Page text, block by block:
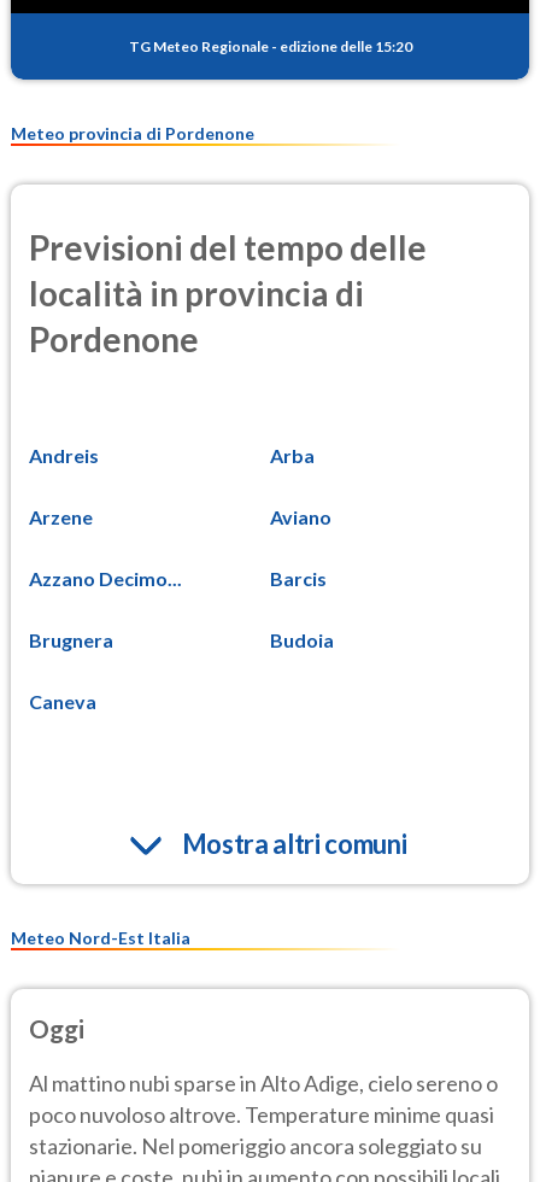
PM25
TG Meteo Regionale - edizione delle 15:20
Meteo provincia di Pordenone
Previsioni del tempo delle
località in provincia di
Pordenone
Andreis Arba
Arzene Aviano
Azzano Decimo... Barcis
Brugnera Budoia
Caneva
Mostra altri comuni
Meteo Nord-Est Italia
Oggi
Al mattino nubi sparse in Alto Adige, cielo sereno o
poco nuvoloso altrove. Temperature minime quasi
stazionarie. Nel pomeriggio ancora soleggiato su